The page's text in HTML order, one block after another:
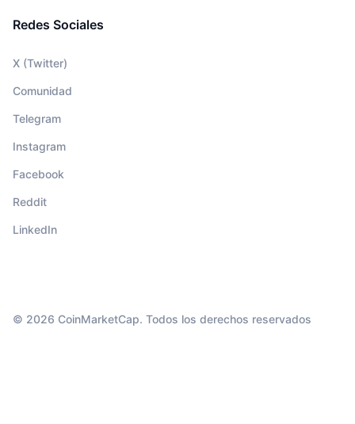
Redes Sociales
X (Twitter)
Comunidad
Telegram
Instagram
Facebook
Reddit
LinkedIn
© 2026 CoinMarketCap. Todos los derechos reservados